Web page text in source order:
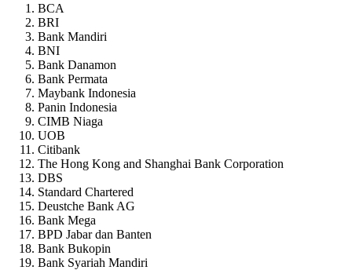
BCA
BRI
Bank Mandiri
BNI
Bank Danamon
Bank Permata
Maybank Indonesia
Panin Indonesia
CIMB Niaga
UOB
Citibank
The Hong Kong and Shanghai Bank Corporation
DBS
Standard Chartered
Deustche Bank AG
Bank Mega
BPD Jabar dan Banten
Bank Bukopin
Bank Syariah Mandiri